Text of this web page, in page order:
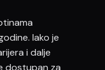
Iako je
i dalje